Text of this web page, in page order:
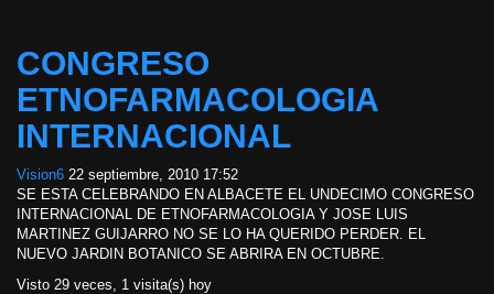
CONGRESO
ETNOFARMACOLOGIA
INTERNACIONAL
Vision6 22 septiembre, 2010 17:52
SE ESTA CELEBRANDO EN ALBACETE EL UNDECIMO CONGRESO
INTERNACIONAL DE ETNOFARMACOLOGIA Y JOSE LUIS
MARTINEZ GUIJARRO NO SE LO HA QUERIDO PERDER. EL
NUEVO JARDIN BOTANICO SE ABRIRA EN OCTUBRE.
Visto 29 veces, 1 visita(s) hoy